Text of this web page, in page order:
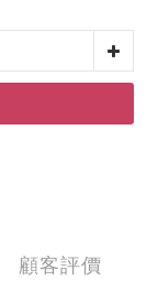
顧客評價